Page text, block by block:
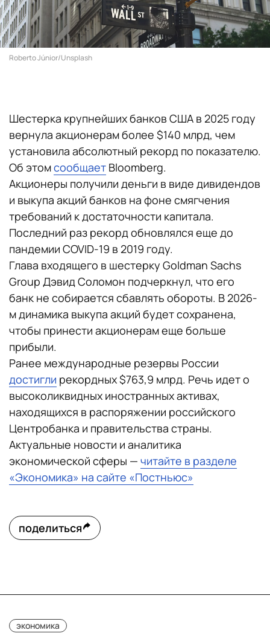
Roberto Júnior/Unsplash
Шестерка крупнейших банков США в 2025 году
вернула акционерам более $140 млрд, чем
установила абсолютный рекорд по показателю.
Об этомсообщает Bloomberg.
Акционеры получили деньги в виде дивидендов
и выкупа акций банков на фоне смягчения
требований к достаточности капитала.
Последний раз рекорд обновлялся еще до
пандемии COVID-19 в 2019 году.
Глава входящего в шестерку Goldman Sachs
Group Дэвид Соломон подчеркнул, что его
банк не собирается сбавлять обороты. В 2026-
м динамика выкупа акций будет сохранена,
чтобы принести акционерам еще больше
прибыли.
Ранее международные резервы России
достигли рекордных $763,9 млрд. Речь идет о
высоколиквидных иностранных активах,
находящихся в распоряжении российского
Центробанка и правительства страны.
Актуальные новости и аналитика
экономической сферы — читайте в разделе
«Экономика» на сайте «Постньюс»
поделиться
экономика